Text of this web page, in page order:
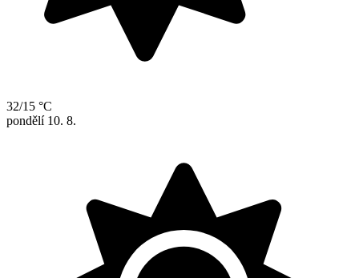
32/15 °C
pondělí 10. 8.